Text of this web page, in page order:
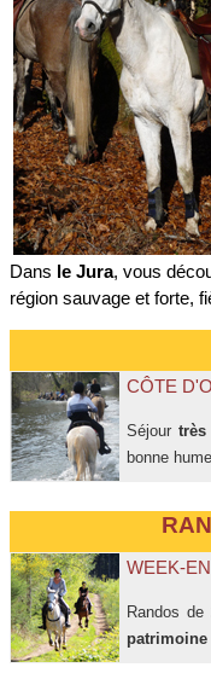
Dans le Jura, vous
région sauvage et forte,
CÔTE
Séjour
bonne
WEEK-
Randos de
patrimoine